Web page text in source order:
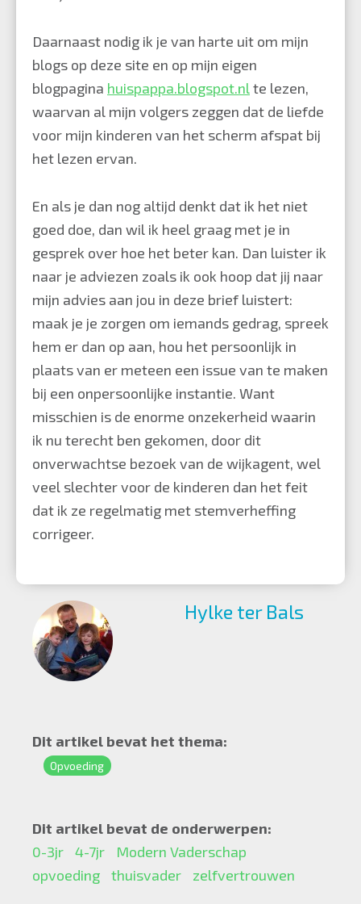
Daarnaast nodig ik je van harte uit om mijn
blogs op deze site en op mijn eigen
blogpagina huispappa.blogspot.nlte lezen,
waarvan al mijn volgers zeggen dat de liefde
voor mijn kinderen van het scherm afspat bij
het lezen ervan.
En als je dan nog altijd denkt dat ik het niet
goed doe, dan wil ik heel graag met je in
gesprek over hoe het beter kan. Dan luister ik
naar je adviezen zoals ik ook hoop dat jij naar
mijn advies aan jou in deze brief luistert:
maak je je zorgen om iemands gedrag, spreek
hem er dan op aan, hou het persoonlijk in
plaats van er meteen een issue van te maken
bij een onpersoonlijke instantie. Want
misschien is de enorme onzekerheid waarin
ik nu terecht ben gekomen, door dit
onverwachtse bezoek van de wijkagent, wel
veel slechter voor de kinderen dan het feit
dat ik ze regelmatig met stemverheffing
corrigeer.
Hylke ter Bals
Dit artikel bevat het thema:
Opvoeding
Dit artikel bevat de onderwerpen:
0-3jr
4-7jr
Modern Vaderschap
opvoeding
thuisvader zelfvertrouwen